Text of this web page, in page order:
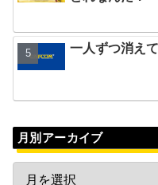
一人ずつ消え
月別アーカイブ